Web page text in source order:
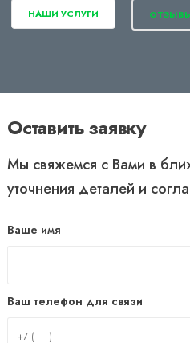
НАШИ УСЛУГИ
Оставить заявку
Мы свяжемся с Вами в
уточнения деталей и
Ваше имя
Ваш телефон для связи